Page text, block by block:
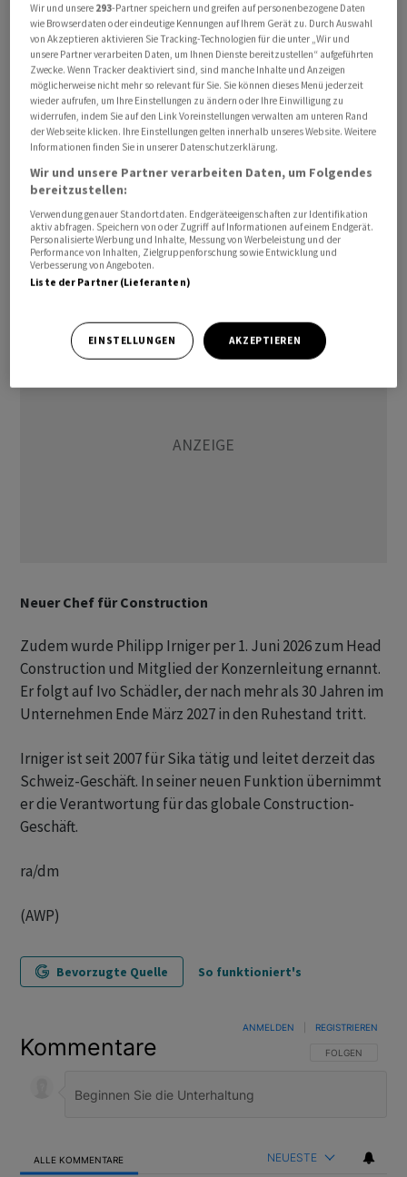
Sika hatte das Programm vergangenen November
lanciert - es soll Effizienzsteigerungen und die digitale
Transformation der gesamten Wertschöpfungskette
verbinden. Der Konzern investiert dafür bis 2028 120 bis
150 Millionen Franken.
Gleichzeitig nahm Sika strukturelle Anpassungen in
China vor und straffte die Organisation in anderen
Millionen anfielen. Insgesamt rechnet der Konzern mit
jährlichen Einsparungen von 150 bis 200 Millionen
Franken - mit voller Wirkung ab 2028. Laut früheren
Angaben liegt die Umsetzung auf Kurs.
Neuer Chef für Construction
Zudem wurde Philipp Irniger per 1. Juni 2026 zum Head
Construction und Mitglied der Konzernleitung ernannt.
Er folgt auf Ivo Schädler, der nach mehr als 30 Jahren im
Unternehmen Ende März 2027 in den Ruhestand tritt.
Irniger ist seit 2007 für Sika tätig und leitet derzeit das
Schweiz-Geschäft. In seiner neuen Funktion übernimmt
er die Verantwortung für das globale Construction-
Geschäft.
ra/dm
(AWP)
Bevorzugte Quelle So funktioniert's
Kommentare FOLGE DIESER
FOLGEN
ANMELDEN REGISTRIEREN
ALLE KOMMENTARE NEUESTE
Wir und unsere 293-Partner speichern und greifen auf personenbezogene Daten
wie Browserdaten oder eindeutige Kennungen auf Ihrem Gerät zu. Durch Auswahl
von Akzeptieren aktivieren Sie Tracking-Technologien für die unter „Wir und
unsere Partner verarbeiten Daten, um Ihnen Dienste bereitzustellen“ aufgeführten
Zwecke. Wenn Tracker deaktiviert sind, sind manche Inhalte und Anzeigen
möglicherweise nicht mehr so relevant für Sie. Sie können dieses Menü jederzeit
wieder aufrufen, um Ihre Einstellungen zu ändern oder Ihre Einwilligung zu
widerrufen, indem Sie auf den Link Voreinstellungen verwalten am unteren Rand
der Webseite klicken. Ihre Einstellungen gelten innerhalb unseres Website. Weitere
Informationen finden Sie in unserer Datenschutzerklärung.
Wir und unsere Partner verarbeiten Daten, um Folgendes
bereitzustellen:
Verwendung genauer Standortdaten. Endgeräteeigenschaften zur Identifikation
aktiv abfragen. Speichern von oder Zugriff auf Informationen auf einem Endgerät.
Personalisierte Werbung und Inhalte, Messung von Werbeleistung und der
Performance von Inhalten, Zielgruppenforschung sowie Entwicklung und
Verbesserung von Angeboten.
Liste der Partner (Lieferanten)
EINSTELLUNGEN AKZEPTIEREN